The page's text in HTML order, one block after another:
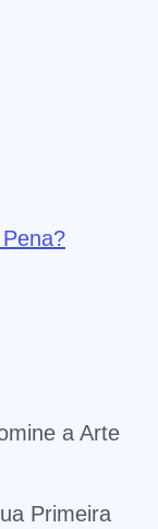
a Arte
Primeira